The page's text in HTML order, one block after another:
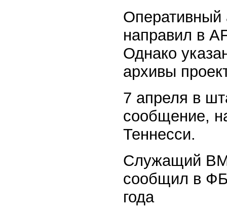
Оперативный
направил в
Однако
архивы
7 апреля в
сообщение,
Теннесси.
Служащий
сообщил в
года